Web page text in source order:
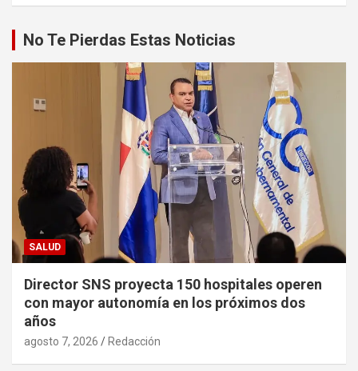
No Te Pierdas Estas Noticias
SALUD
Director SNS proyecta 150 hospitales operen
con mayor autonomía en los próximos dos
años
agosto 7, 2026 Redacción